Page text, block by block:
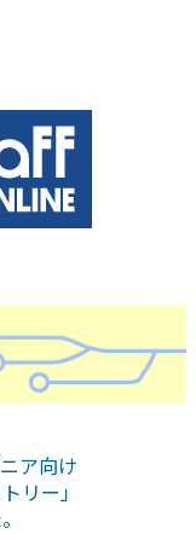
ア向け
リー」